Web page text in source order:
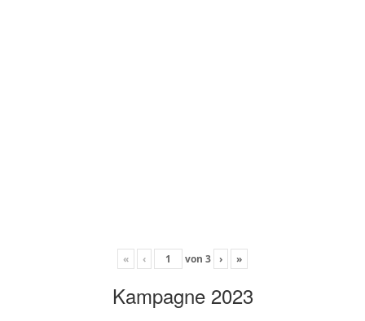
« ‹ von 3 › »
Kampagne 2023